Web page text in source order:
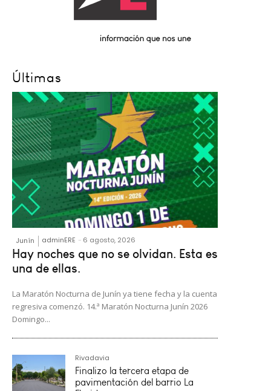
Últimas
Junín adminERE - 6 agosto, 2026
Hay noches que no se olvidan. Esta es
una de ellas.
La Maratón Nocturna de Junín ya tiene fecha y la cuenta
regresiva comenzó. 14.ª Maratón Nocturna Junín 2026
Domingo...
Rivadavia
Finalizo la tercera etapa de
pavimentación del barrio La